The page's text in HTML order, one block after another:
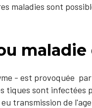
maladies sont
maladie
- est provoquée
tiques sont infectées
transmission de